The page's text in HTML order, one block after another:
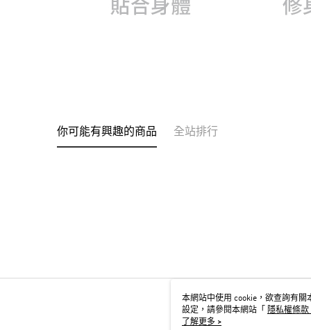
你可能有興趣的商品 全站排行
本網站中使用 cookie，欲查詢有關
設定，請參閱本網站「
隱私權條款
用 cookie。
了解更多 >